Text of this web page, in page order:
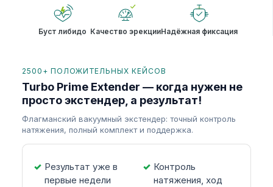
Буст либидо Качество эрекцииНадёжная фиксация
2500+ ПОЛОЖИТЕЛЬНЫХ КЕЙСОВ
Turbo Prime Extender — когда нужен не
просто экстендер, а результат!
Флагманский вакуумный экстендер: точный контроль
натяжения, полный комплект и поддержка.
Результат уже в
первые недели
Контроль
натяжения, ход